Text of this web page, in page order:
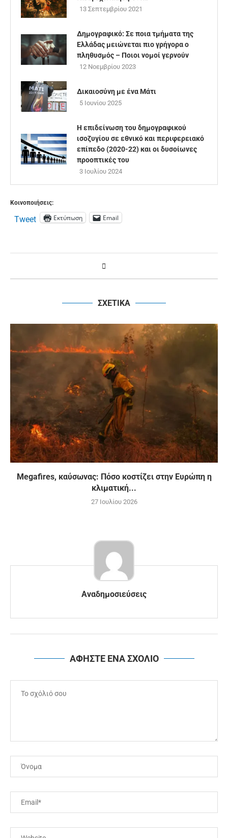
13 Σεπτεμβρίου 2021
Δημογραφικό: Σε ποια τμήματα της
Ελλάδας μειώνεται πιο γρήγορα ο
πληθυσμός – Ποιοι νομοί γερνούν
12 Νοεμβρίου 2023
Δικαιοσύνη με ένα Μάτι
5 Ιουνίου 2025
Η επιδείνωση του δημογραφικού
ισοζυγίου σε εθνικό και περιφερειακό
επίπεδο (2020-22) και οι δυσοίωνες
προοπτικές του
3 Ιουλίου 2024
Κοινοποιήσεις:
Tweet Εκτύπωση Email
ΣΧΕΤΙΚΑ
Megafires, καύσωνας: Πόσο κοστίζει στην Ευρώπη η
κλιματική...
27 Ιουλίου 2026
Αναδημοσιεύσεις
ΑΦΗΣΤΕ ΕΝΑ ΣΧΟΛΙΟ